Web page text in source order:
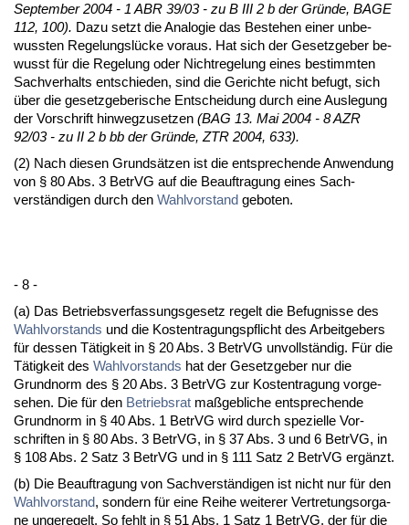
Sep­tem­ber 2004 - 1 ABR 39/03 - zu B III 2 b der Gründe, BA­GE
112, 100). Da­zu setzt die Ana­lo­gie das Be­ste­hen ei­ner un­be­
wuss­ten Re­ge­lungslücke vor­aus. Hat sich der Ge­setz­ge­ber be­
wusst für die Re­ge­lung oder Nicht­re­ge­lung ei­nes be­stimm­ten
Sach­ver­halts ent­schie­den, sind die Ge­rich­te nicht be­fugt, sich
über die ge­setz­ge­be­ri­sche Ent­schei­dung durch ei­ne Aus­le­gung
der Vor­schrift hin­weg­zu­set­zen (BAG 13. Mai 2004 - 8 AZR
92/03 - zu II 2 b bb der Gründe, ZTR 2004, 633).
(2) Nach die­sen Grundsätzen ist die ent­spre­chen­de An­wen­dung
von § 80 Abs. 3 Be­trVG auf die Be­auf­tra­gung ei­nes Sach­
verständi­gen durch den Wahl­vor­stand ge­bo­ten.
- 8 -
(a) Das Be­triebs­ver­fas­sungs­ge­setz re­gelt die Be­fug­nis­se des
Wahl­vor­stands und die Kos­ten­tra­gungs­pflicht des Ar­beit­ge­bers
für des­sen Tätig­keit in § 20 Abs. 3 Be­trVG un­vollständig. Für die
Tätig­keit des Wahl­vor­stands hat der Ge­setz­ge­ber nur die
Grund­norm des § 20 Abs. 3 Be­trVG zur Kos­ten­tra­gung vor­ge­
se­hen. Die für den Be­triebs­rat maßgeb­li­che ent­spre­chen­de
Grund­norm in § 40 Abs. 1 Be­trVG wird durch spe­zi­el­le Vor­
schrif­ten in § 80 Abs. 3 Be­trVG, in § 37 Abs. 3 und 6 Be­trVG, in
§ 108 Abs. 2 Satz 3 Be­trVG und in § 111 Satz 2 Be­trVG ergänzt.
(b) Die Be­auf­tra­gung von Sach­verständi­gen ist nicht nur für den
Wahl­vor­stand, son­dern für ei­ne Rei­he wei­te­rer Ver­tre­tungs­or­ga­
ne un­ge­re­gelt. So fehlt in § 51 Abs. 1 Satz 1 Be­trVG, der für die